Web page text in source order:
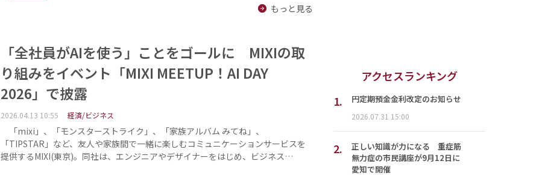
もっと見る
「全社員がAIを使う」ことをゴールに MIXIの取
り組みをイベント「MIXI MEETUP！AI DAY
2026」で披露
2026.04.13 10:55 経済/ビジネス
「mixi」、「モンスターストライク」、「家族アルバム みてね」、
「TIPSTAR」など、友人や家族間で⼀緒に楽しむコミュニケーションサービスを
提供するMIXI(東京)。同社は、エンジニアやデザイナーをはじめ、ビジネス…
アクセスランキング
1.
円定期預金金利改定のお知らせ
2026.07.31 15:00
2.
正しい知識が力になる 重症筋
無力症の市民講座が9月12日に
愛知で開催